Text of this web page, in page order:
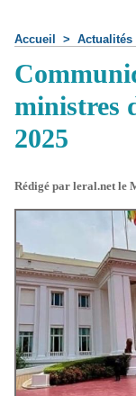
Accueil > Actualités
ministres
2025
Rédigé par leral.net le